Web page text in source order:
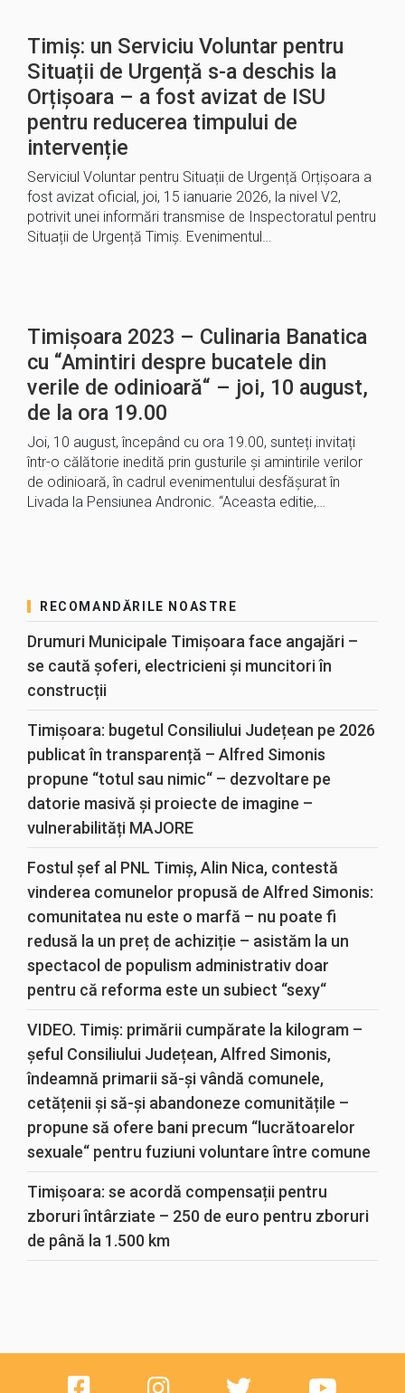
Timiș: un Serviciu Voluntar pentru
Situații de Urgență s-a deschis la
Orțișoara – a fost avizat de ISU
pentru reducerea timpului de
intervenție
Serviciul Voluntar pentru Situații de Urgență Orțișoara a
fost avizat oficial, joi, 15 ianuarie 2026, la nivel V2,
potrivit unei informări transmise de Inspectoratul pentru
Situații de Urgență Timiș. Evenimentul…
Timișoara 2023 – Culinaria Banatica
cu “Amintiri despre bucatele din
verile de odinioară“ – joi, 10 august,
de la ora 19.00
Joi, 10 august, începând cu ora 19.00, sunteți invitați
într-o călătorie inedită prin gusturile și amintirile verilor
de odinioară, în cadrul evenimentului desfășurat în
Livada la Pensiunea Andronic. “Aceasta editie,…
RECOMANDĂRILE NOASTRE
Drumuri Municipale Timișoara face angajări –
se caută șoferi, electricieni și muncitori în
construcții
Timișoara: bugetul Consiliului Județean pe 2026
publicat în transparență – Alfred Simonis
propune “totul sau nimic“ – dezvoltare pe
datorie masivă și proiecte de imagine –
vulnerabilități MAJORE
Fostul șef al PNL Timiș, Alin Nica, contestă
vinderea comunelor propusă de Alfred Simonis:
comunitatea nu este o marfă – nu poate fi
redusă la un preț de achiziție – asistăm la un
spectacol de populism administrativ doar
pentru că reforma este un subiect “sexy“
VIDEO. Timiș: primării cumpărate la kilogram –
șeful Consiliului Județean, Alfred Simonis,
îndeamnă primarii să-și vândă comunele,
cetățenii și să-și abandoneze comunitățile –
propune să ofere bani precum “lucrătoarelor
sexuale“ pentru fuziuni voluntare între comune
Timișoara: se acordă compensații pentru
zboruri întârziate – 250 de euro pentru zboruri
de până la 1.500 km